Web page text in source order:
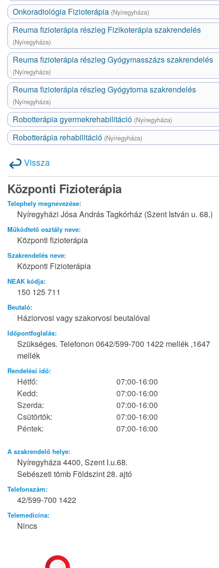
Onkoradiológia Fizioterápia (Nyíregyháza)
Reuma fizioterápia részleg Fizikoterápia szakrendelés
(Nyíregyháza)
Reuma fizioterápia részleg Gyógymasszázs szakrendelés
(Nyíregyháza)
Reuma fizioterápia részleg Gyógytorna szakrendelés
(Nyíregyháza)
Robotterápia gyermekrehabilitáció (Nyíregyháza)
Robotterápia rehabilitáció (Nyíregyháza)
Vissza
Központi Fizioterápia
Telephely megnevezése:
Nyíregyházi Jósa András Tagkórház (Szent István u. 68.)
Működtető osztály neve:
Központi fizioterápia
Szakrendelés neve:
Központi Fizioterápia
NEAK kódja:
150 125 711
Beutaló:
Háziorvosi vagy szakorvosi beutalóval
Időpontfoglalás:
Szükséges. Telefonon 0642/599-700 1422 mellék ,1647
mellék
Rendelési idő:
Hétfő:
07:00-16:00
Kedd:
07:00-16:00
Szerda:
07:00-16:00
Csütörtök:
07:00-16:00
Péntek:
07:00-16:00
A szakrendelő helye:
Nyíregyháza 4400, Szent I.u.68.
Sebészeti tömb Földszint 28. ajtó
Telefonszám:
42/599-700 1422
Telemedicina:
Nincs